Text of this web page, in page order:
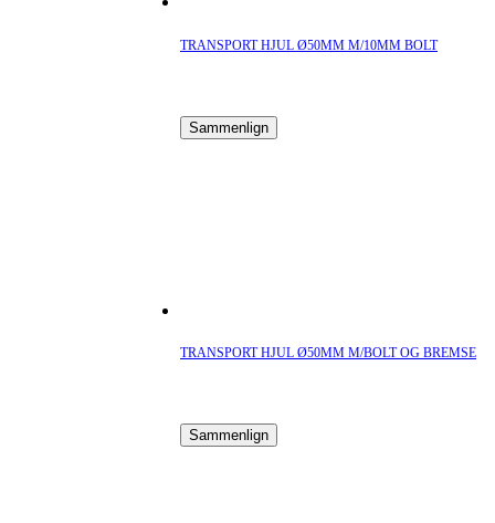
TRANSPORT HJUL Ø50MM M/10MM BOLT
Sammenlign
TRANSPORT HJUL Ø50MM M/BOLT OG BREMSE
Sammenlign